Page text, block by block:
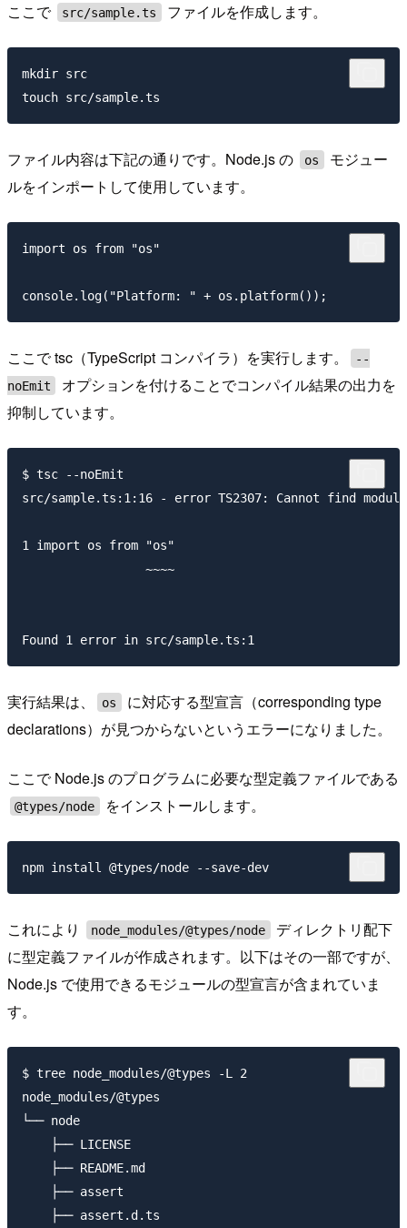
ここで src/sample.ts ファイルを作成します。
mkdir src
ファイル内容は下記の通りです。Node.js の os
モジュー
ルをインポートして使用しています。
import os from "os"
ここで tsc（TypeScript コンパイラ）を実行します。
--
noEmit
オプションを付けることでコンパイル結果の出力を
抑制しています。
$ tsc --noEmit
src/sample.ts:1:16 - error TS2307: Cannot find
1 import os from "os"
                 ~~~~
実行結果は、 os
に対応する型宣言（corresponding type
declarations）が見つからないというエラーになりました。
ここで Node.js のプログラムに必要な型定義ファイルである
@types/node をインストールします。
これにより node_modules/@types/node
ディレクトリ配下
に型定義ファイルが作成されます。以下はその一部ですが、
Node.js で使用できるモジュールの型宣言が含まれていま
す。
$ tree node_modules/@types -L 2
node_modules/@types
└── node
    ├── LICENSE
    ├── README.md
    ├── assert
    ├── assert.d.ts